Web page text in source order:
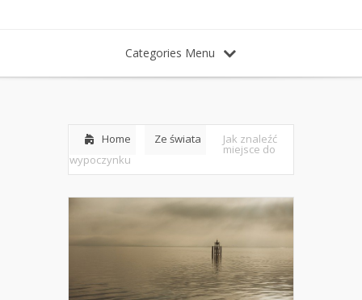
Categories Menu
Home Ze świata Jak znaleźć
miejsce do
wypoczynku